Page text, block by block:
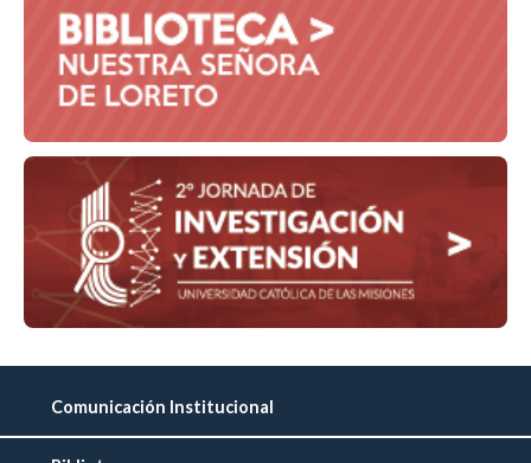
Comunicación Institucional